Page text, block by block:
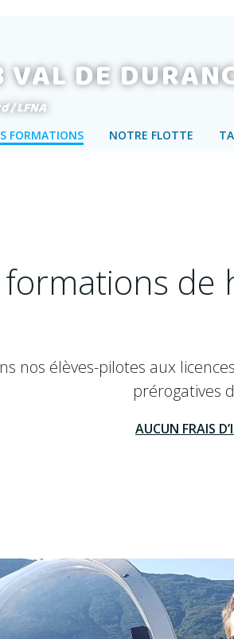
VAL DE
/ LFNA
FORMATIONS NOTRE FLOTTE
formations de
nos élèves-pilotes aux
prérogatives
AUCUN FRAIS